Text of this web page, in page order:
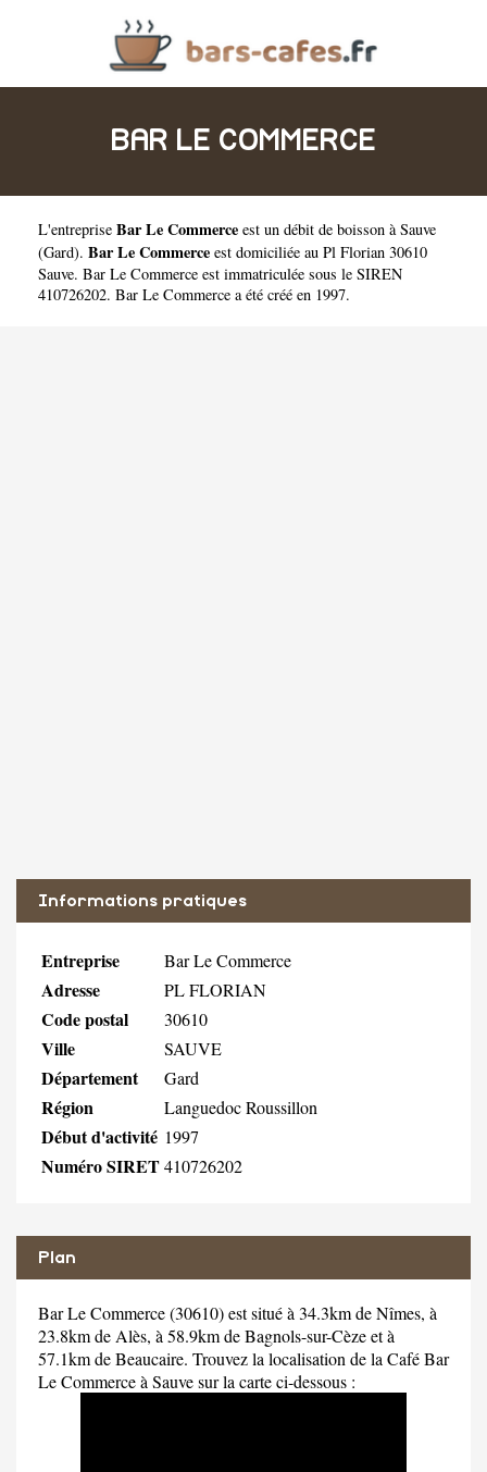
BAR LE COMMERCE
L'entreprise Bar Le Commerce est un débit de boisson à Sauve
(Gard). Bar Le Commerce est domiciliée au Pl Florian 30610
Sauve. Bar Le Commerce est immatriculée sous le SIREN
410726202. Bar Le Commerce a été créé en 1997.
Informations pratiques
Entreprise Bar Le Commerce
Adresse PL FLORIAN
Code postal 30610
Ville SAUVE
Département Gard
Région Languedoc Roussillon
Début d'activité 1997
Numéro SIRET410726202
Plan
Bar Le Commerce (30610) est situé à 34.3km de Nîmes, à
23.8km de Alès, à 58.9km de Bagnols-sur-Cèze et à
57.1km de Beaucaire. Trouvez la localisation de la Café Bar
Le Commerce à Sauve sur la carte ci-dessous :